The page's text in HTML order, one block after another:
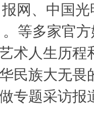
网、中国
等多家官
术人生历程
民族大无畏
专题采访报